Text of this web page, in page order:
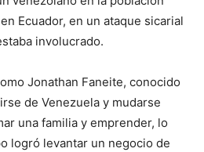
Ecuador, en un ataque sicarial
involucrado.
Jonathan Faneite, conocido
de Venezuela y mudarse
una familia y emprender, lo
logró levantar un negocio de